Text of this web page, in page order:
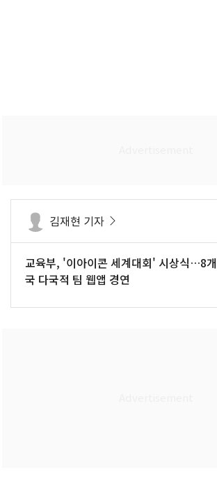
김재현 기자
교육부, '이아이콘 세계대회' 시상식…8개
국 다국적 팀 웹앱 경연